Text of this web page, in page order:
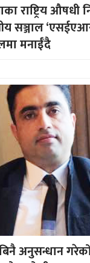
राष्ट्रिय औषधी
सञ्जाल
मनाईँदै
अनुसन्धान